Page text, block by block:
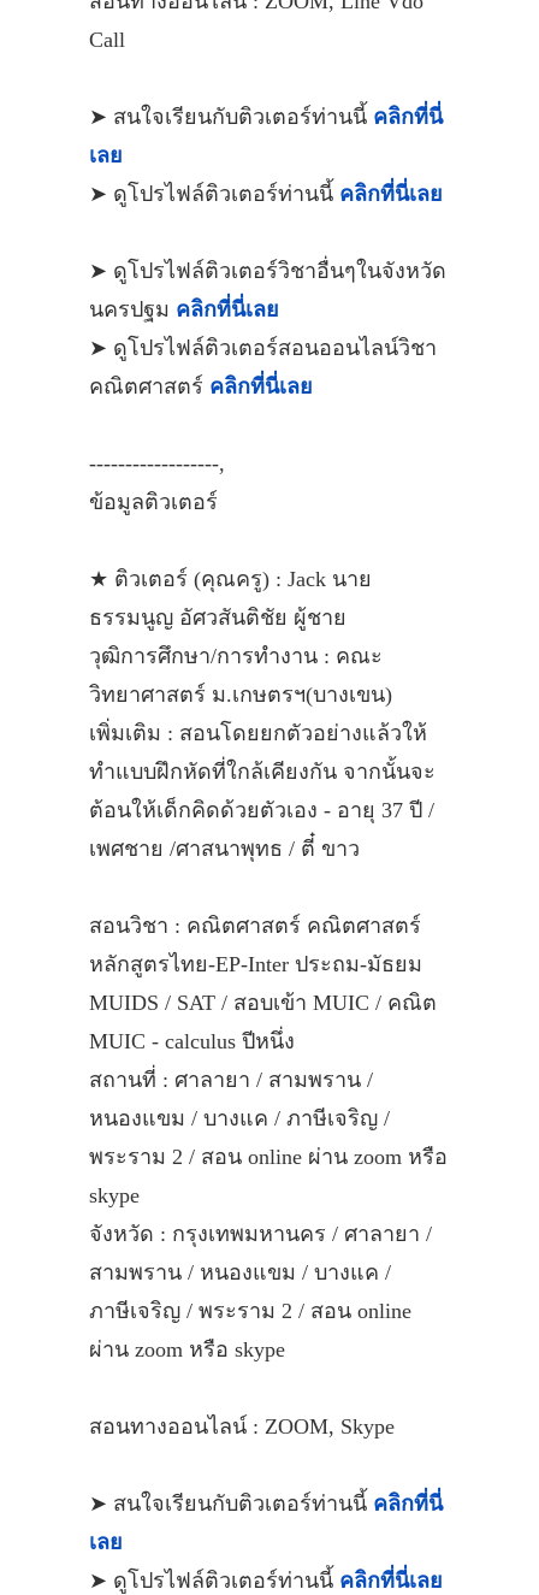
Call
➤ สนใจเรียนกับติวเตอร์ท่านนี้ คลิกที่นี่
เลย
➤ ดูโปรไฟล์ติวเตอร์ท่านนี้ คลิกที่นี่เลย
➤ ดูโปรไฟล์ติวเตอร์วิชาอื่นๆในจังหวัด
นครปฐม คลิกที่นี่เลย
➤ ดูโปรไฟล์ติวเตอร์สอนออนไลน์วิชา
คณิตศาสตร์ คลิกที่นี่เลย
------------------,
ข้อมูลติวเตอร์
★ ติวเตอร์ (คุณครู) : Jack นาย
ธรรมนูญ อัศวสันติชัย ผู้ชาย
วุฒิการศึกษา/การทำงาน : คณะ
วิทยาศาสตร์ ม.เกษตรฯ(บางเขน)
เพิ่มเติม : สอนโดยยกตัวอย่างแล้วให้
ทำแบบฝึกหัดที่ใกล้เคียงกัน จากนั้นจะ
ต้อนให้เด็กคิดด้วยตัวเอง - อายุ 37 ปี /
เพศชาย /ศาสนาพุทธ / ตี๋ ขาว
สอนวิชา : คณิตศาสตร์ คณิตศาสตร์
หลักสูตรไทย-EP-Inter ประถม-มัธยม
MUIDS / SAT / สอบเข้า MUIC / คณิต
MUIC - calculus ปีหนึ่ง
สถานที่ : ศาลายา / สามพราน /
หนองแขม / บางแค / ภาษีเจริญ /
พระราม 2 / สอน online ผ่าน zoom หรือ
skype
จังหวัด : กรุงเทพมหานคร / ศาลายา /
สามพราน / หนองแขม / บางแค /
ภาษีเจริญ / พระราม 2 / สอน online
ผ่าน zoom หรือ skype
สอนทางออนไลน์ : ZOOM, Skype
➤ สนใจเรียนกับติวเตอร์ท่านนี้ คลิกที่นี่
เลย
➤ ดูโปรไฟล์ติวเตอร์ท่านนี้ คลิกที่นี่เลย